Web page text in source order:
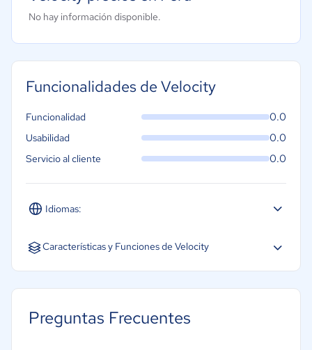
No hay información disponible.
Funcionalidades de Velocity
Idiomas:
Inglés
Funcionalidad 0.0
Usabilidad 0.0
Servicio al cliente 0.0
Características y Funciones de Velocity
Preguntas Frecuentes